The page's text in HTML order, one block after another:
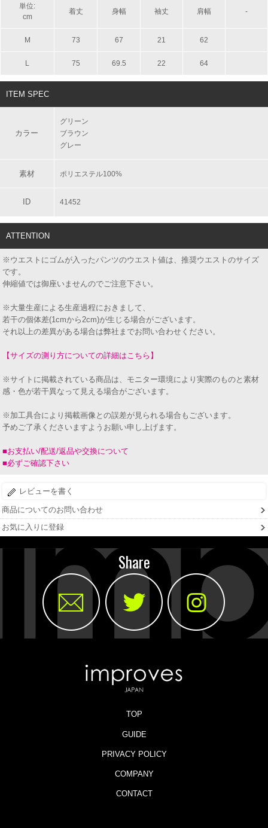
単位:
cm
着丈 身幅 袖丈 肩幅 -
M 73 67 21 62
L 75 69.5 22 64
ITEM SPEC
カラー
グリーン
ブラウン
グレー
素材 ポリエステル100%
ID 41452
ATTENTION
※ウエストにゴムが入ったパンツのウエスト値は、推奨ウエストのサイズ
です。
伸縮値では御座いませんのでご注意下さい。
※大量生産による生産過程におきまして、
若干の個体差(1cmから2cm)が生じる場合がございます。
それ以上の差異がある場合は弊社までお問い合わせください。
【サイズの測り方についての詳細はこちら】
※サイトに掲載されている商品は、モニター環境により実際のものと素材
感・色が若干異なって見える場合がございます。
※加工具合により掲載画像との誤差が見られる場合もございます。
予めご了承くださいますようお願い申し上げます。
■お支払い/配送/返品や交換について
■必ずご確認下さい
レビューを書く
商品についてのお問い合わせ
お気に入りに登録
Share
TOP
GUIDE
PRIVACY POLICY
COMPANY
CONTACT